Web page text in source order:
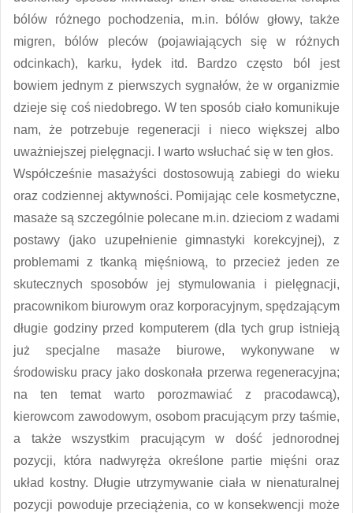
bólów różnego pochodzenia, m.in. bólów głowy, także
migren, bólów pleców (pojawiających się w różnych
odcinkach), karku, łydek itd. Bardzo często ból jest
bowiem jednym z pierwszych sygnałów, że w organizmie
dzieje się coś niedobrego. W ten sposób ciało komunikuje
nam, że potrzebuje regeneracji i nieco większej albo
uważniejszej pielęgnacji. I warto wsłuchać się w ten głos.
Współcześnie masażyści dostosowują zabiegi do wieku
oraz codziennej aktywności. Pomijając cele kosmetyczne,
masaże są szczególnie polecane m.in. dzieciom z wadami
postawy (jako uzupełnienie gimnastyki korekcyjnej), z
problemami z tkanką mięśniową, to przecież jeden ze
skutecznych sposobów jej stymulowania i pielęgnacji,
pracownikom biurowym oraz korporacyjnym, spędzającym
długie godziny przed komputerem (dla tych grup istnieją
już specjalne masaże biurowe, wykonywane w
środowisku pracy jako doskonała przerwa regeneracyjna;
na ten temat warto porozmawiać z pracodawcą),
kierowcom zawodowym, osobom pracującym przy taśmie,
a także wszystkim pracującym w dość jednorodnej
pozycji, która nadwyręża określone partie mięśni oraz
układ kostny. Długie utrzymywanie ciała w nienaturalnej
pozycji powoduje przeciążenia, co w konsekwencji może